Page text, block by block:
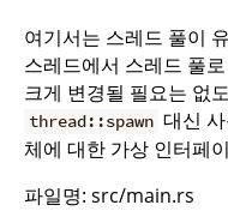
여기서는 스레드 풀이
스레드에서 스레드 풀
크게 변경될 필요는 없
thread::spawn 대신
체에 대한 가상 인터페
파일명: src/main.rs